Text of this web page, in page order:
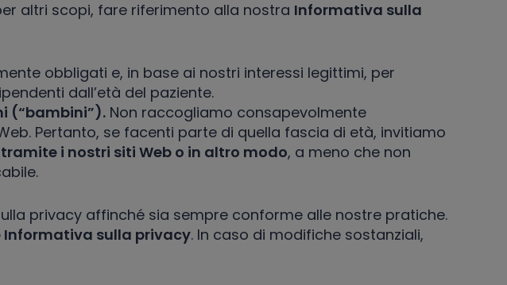
altri scopi, fare riferimento alla nostra Informativa sulla
obbligati e, in base ai nostri interessi legittimi, per
dall’età del paziente.
(“bambini”). Non raccogliamo consapevolmente
Pertanto, se facenti parte di quella fascia di età, invitiamo
i nostri siti Web o in altro modo, a meno che non
privacy affinché sia sempre conforme alle nostre pratiche.
sulla privacy. In caso di modifiche sostanziali,